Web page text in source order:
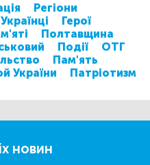
Регіони
Українці
Герої
Полтавщина
Події
ОТГ
Пам'ять
України Патріотизм
новин